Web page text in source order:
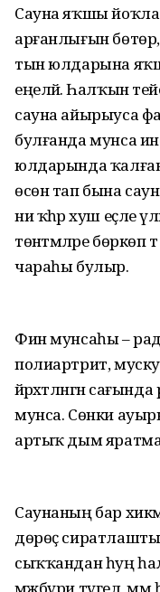
Сауна яҡшы
арғанлығын
тын юлдарына яҡшы
еңеләйә. Һалҡын
сауна айырыуса
булғанда мунса
юлдарында
өсөн тап бына
ни ҡәһәр хуш еҫле
төнәтмәләре бөркөп
чараһы булыр.
Фин мунсаһы –
полиартрит,
йәрәхәтләнгән
мунса. Сөнки
артыҡ дым
Саунаның бар
дөрөҫ
сыҡҡандан һуң